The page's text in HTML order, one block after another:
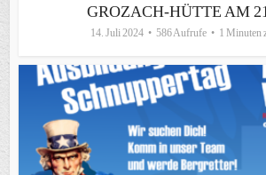
GROZACH-HÜTTE AM
14. Juli 2024 586 Aufrufe 1 Minuten